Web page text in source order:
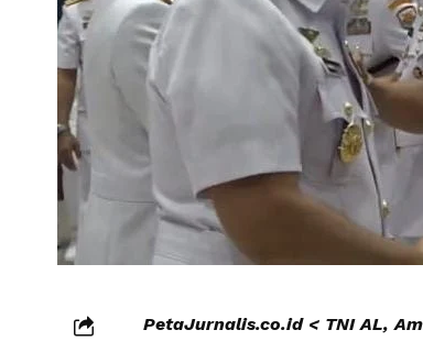
PetaJurnalis.co.id < TNI AL,